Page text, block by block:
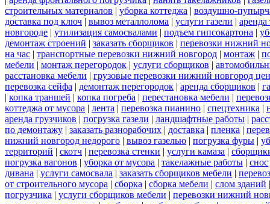
строительных материалов | уборка коттеджа | воздушно-
доставка под ключ | вывоз металлолома | услуги газели | аренда
новгороде | утилизация самосвалами | подъем гипсокартона |
демонтаж строений | заказать сборщиков | перевозки нижний
на час | транспортные перевозки нижний новгород | монтаж |
мебели | монтаж перегородок | услуги сборщиков |
расстановка мебели | грузовые перевозки нижний новгород
перевозка сейфа | демонтаж перегородок | аренда сборщиков |
| копка траншей | копка погреба | перестановка мебели |
коттеджа от мусора | лента | перевозка пианино | спецтехника |
аренда грузчиков | погрузка газели | ландшафтные работы |
по демонтажу | заказать разнорабочих | доставка | пленка |
нижний новгород недорого | вывоз газелью | погрузка фуры |
территорий | скотч | перевозка стенки | услуги камаза |
погрузка вагонов | уборка от мусора | такелажные работы | снос
дивана | услуги самосвала | заказать сборщиков мебели |
от строительного мусора | сборка | сборка мебели | слом зданий
погрузчика | услуги сборщиков мебели | перевозки нижний